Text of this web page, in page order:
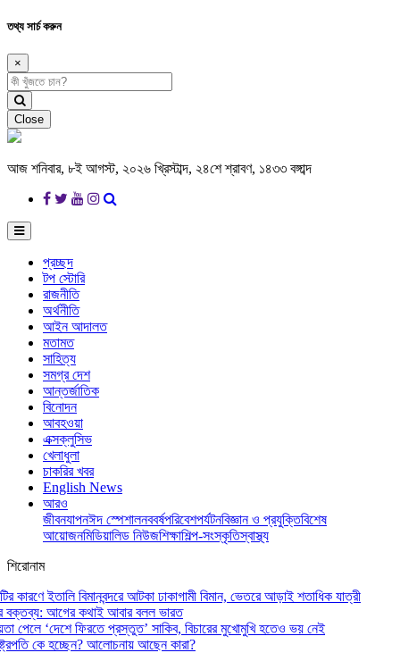
তথ্য সার্চ করুন
×
Close
আজ শনিবার, ৮ই আগস্ট, ২০২৬ খ্রিস্টাব্দ, ২৪শে শ্রাবণ, ১৪৩৩ বঙ্গাব্দ
প্রচ্ছদ
টপ স্টোরি
রাজনীতি
অর্থনীতি
আইন আদালত
মতামত
সাহিত্য
সমগ্র দেশ
আন্তর্জাতিক
বিনোদন
আবহওয়া
এক্সক্লুসিভ
খেলাধুলা
চাকরির খবর
English News
আরও
জীবনযাপনঈদ স্পেশালনববর্ষপরিবেশপর্যটনবিজ্ঞান ও প্রযুক্তিবিশেষ
আয়োজনমিডিয়ালিড নিউজশিক্ষাশিল্প-সংস্কৃতিস্বাস্থ্য
শিরোনাম
কারণে ইতালি বিমানবন্দরে আটকা ঢাকাগামী বিমান, ভেতরে আড়াই শতাধিক যাত্রী
বক্তব্য: আগের কথাই আবার বলল ভারত
পেলে ‘দেশে ফিরতে প্রস্তুত’ সাকিব, বিচারের মুখোমুখি হতেও ভয় নেই
কে হচ্ছেন? আলোচনায় আছেন কারা?